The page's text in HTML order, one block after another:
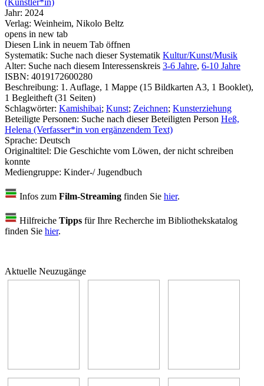
Jahr: 2024
Verlag: Weinheim, Nikolo Beltz
opens in new tab
Diesen Link in neuem Tab öffnen
Systematik: Suche nach dieser Systematik Kultur/Kunst/Musik
Alter: Suche nach diesem Interessenskreis 3-6 Jahre, 6-10 Jahre
ISBN: 4019172600280
Beschreibung: 1. Auflage, 1 Mappe (15 Bildkarten A3, 1 Booklet),
1 Begleitheft (31 Seiten)
Schlagwörter: Kamishibai; Kunst; Zeichnen; Kunsterziehung
Beteiligte Personen: Suche nach dieser Beteiligten Person Heß,
Helena (Verfasser*in von ergänzendem Text)
Sprache: Deutsch
Originaltitel: Die Geschichte vom Löwen, der nicht schreiben
konnte
Mediengruppe: Kinder-/ Jugendbuch
Infos zum Film-Streaming finden Sie hier.
Hilfreiche Tipps für Ihre Recherche im Bibliothekskatalog
finden Sie hier.
Aktuelle Neuzugänge